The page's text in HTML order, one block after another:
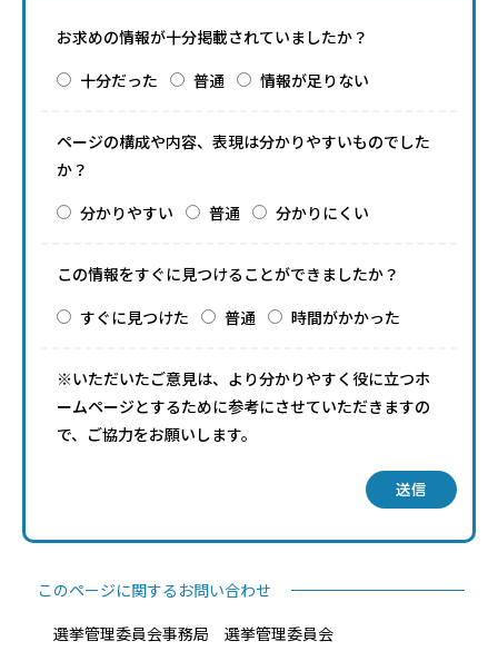
お求めの情報が十分掲載されていましたか？
十分だった
普通 情報が足りない
ページの構成や内容、表現は分かりやすいものでした
か？
分かりやすい
普通 分かりにくい
この情報をすぐに見つけることができましたか？
すぐに見つけた
普通 時間がかかった
※いただいたご意見は、より分かりやすく役に立つホ
ームページとするために参考にさせていただきますの
で、ご協力をお願いします。
送信
このページに関するお問い合わせ
選挙管理委員会事務局 選挙管理委員会